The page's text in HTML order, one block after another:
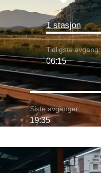
1 stasjon
Tidligste avgang:
06:15
Siste avganger:
19:35